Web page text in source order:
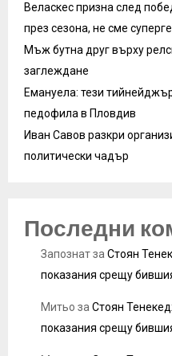
Веласкес призна след
през сезона, не сме
Мъж бутна друг върху
заглеждане
Емануела: тези
педофила в Пловдив
Иван Савов разкри
политически чадър
Последни
Запознатза Стоян
показания срещу
Митьо за Стоян
показания срещу